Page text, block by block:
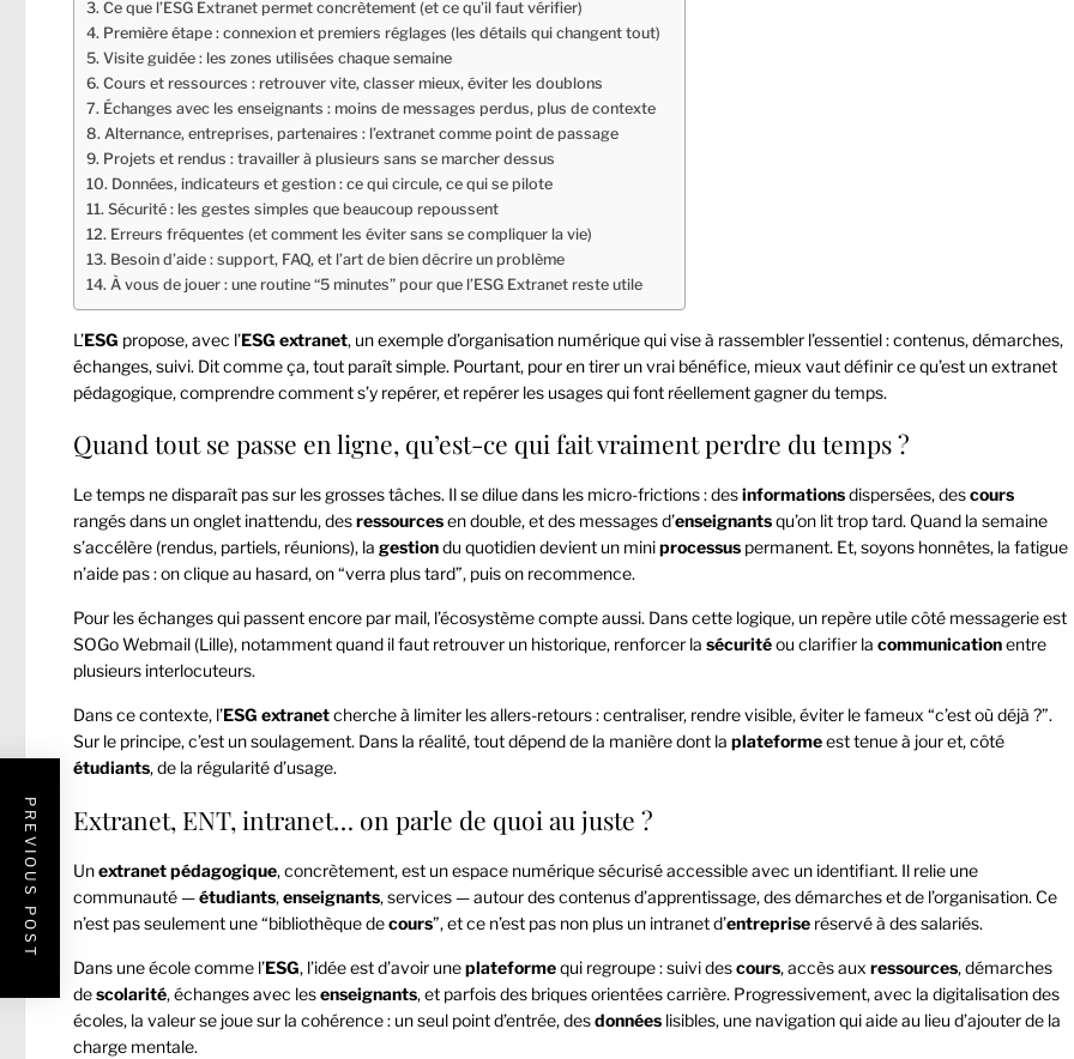
Ce que l’ESG Extranet permet concrètement (et ce qu’il faut vérifier)
Première étape : connexion et premiers réglages (les détails qui changent tout)
Visite guidée : les zones utilisées chaque semaine
Cours et ressources : retrouver vite, classer mieux, éviter les doublons
Échanges avec les enseignants : moins de messages perdus, plus de contexte
Alternance, entreprises, partenaires : l’extranet comme point de passage
Projets et rendus : travailler à plusieurs sans se marcher dessus
Données, indicateurs et gestion : ce qui circule, ce qui se pilote
Sécurité : les gestes simples que beaucoup repoussent
Erreurs fréquentes (et comment les éviter sans se compliquer la vie)
Besoin d’aide : support, FAQ, et l’art de bien décrire un problème
À vous de jouer : une routine “5 minutes” pour que l’ESG Extranet reste utile
L’ESG propose, avec l’ESG extranet, un exemple d’organisation numérique qui vise à rassembler l’essentiel : contenus, démarches,
échanges, suivi. Dit comme ça, tout paraît simple. Pourtant, pour en tirer un vrai bénéfice, mieux vaut définir ce qu’est un extranet
pédagogique, comprendre comment s’y repérer, et repérer les usages qui font réellement gagner du temps.
Quand tout se passe en ligne, qu’est-ce qui fait vraiment perdre du temps ?
Le temps ne disparaît pas sur les grosses tâches. Il se dilue dans les micro-frictions : desinformationsdispersées, descours
rangés dans un onglet inattendu, desressourcesen double, et des messages d’enseignantsqu’on lit trop tard. Quand la semaine
s’accélère (rendus, partiels, réunions), la gestiondu quotidien devient un miniprocessus permanent. Et, soyons honnêtes, la fatigue
n’aide pas : on clique au hasard, on “verra plus tard”, puis on recommence.
Pour les échanges qui passent encore par mail, l’écosystème compte aussi. Dans cette logique, un repère utile côté messagerie est
SOGo Webmail (Lille), notamment quand il faut retrouver un historique, renforcer la sécuritéou clarifier la communicationentre
plusieurs interlocuteurs.
Dans ce contexte, l’ESG extranetcherche à limiter les allers-retours : centraliser, rendre visible, éviter le fameux “c’est où déjà ?”.
Sur le principe, c’est un soulagement. Dans la réalité, tout dépend de la manière dont la plateformeest tenue à jour et, côté
étudiants, de la régularité d’usage.
Extranet, ENT, intranet… on parle de quoi au juste ?
Unextranetpédagogique, concrètement, est un espace numérique sécurisé accessible avec un identifiant. Il relie une
communauté —étudiants,enseignants, services — autour des contenus d’apprentissage, des démarches et de l’organisation. Ce
n’est pas seulement une “bibliothèque decours”, et ce n’est pas non plus un intranet d’entreprise réservé à des salariés.
Dans une école comme l’ESG, l’idée est d’avoir uneplateformequi regroupe : suivi descours, accès aux ressources, démarches
descolarité, échanges avec lesenseignants, et parfois des briques orientées carrière. Progressivement, avec la digitalisation des
écoles, la valeur se joue sur la cohérence : un seul point d’entrée, desdonnées lisibles, une navigation qui aide au lieu d’ajouter de la
charge mentale.
PREVIOUS POST